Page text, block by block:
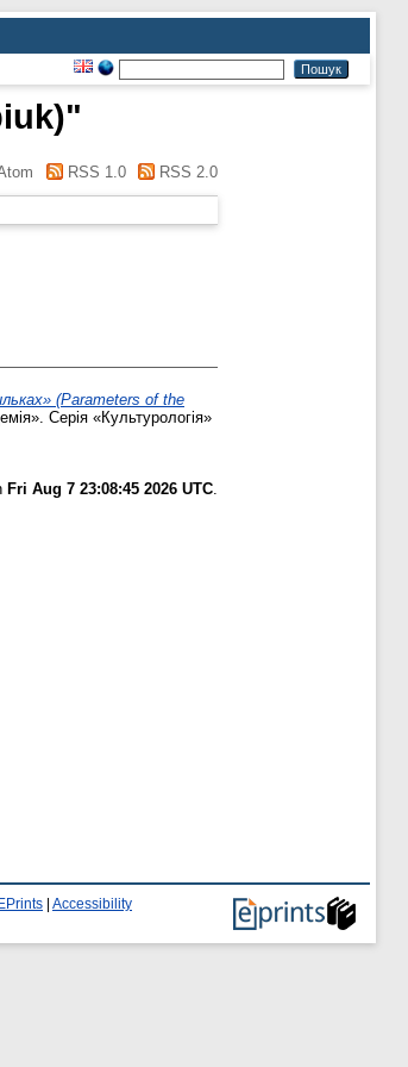
"
RSS 1.0 RSS 2.0
(Parameters of the
Серія «Культурологія»
Fri Aug 7 23:08:45 2026 UTC.
Accessibility